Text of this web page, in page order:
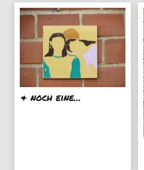
& noch eine...